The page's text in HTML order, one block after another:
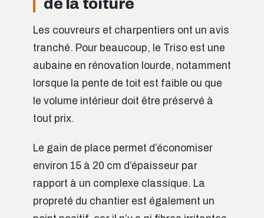
de la toiture
Les couvreurs et charpentiers ont un avis
tranché. Pour beaucoup, le Triso est une
aubaine en rénovation lourde, notamment
lorsque la pente de toit est faible ou que
le volume intérieur doit être préservé à
tout prix.
Le gain de place permet d’économiser
environ 15 à 20 cm d’épaisseur par
rapport à un complexe classique. La
propreté du chantier est également un